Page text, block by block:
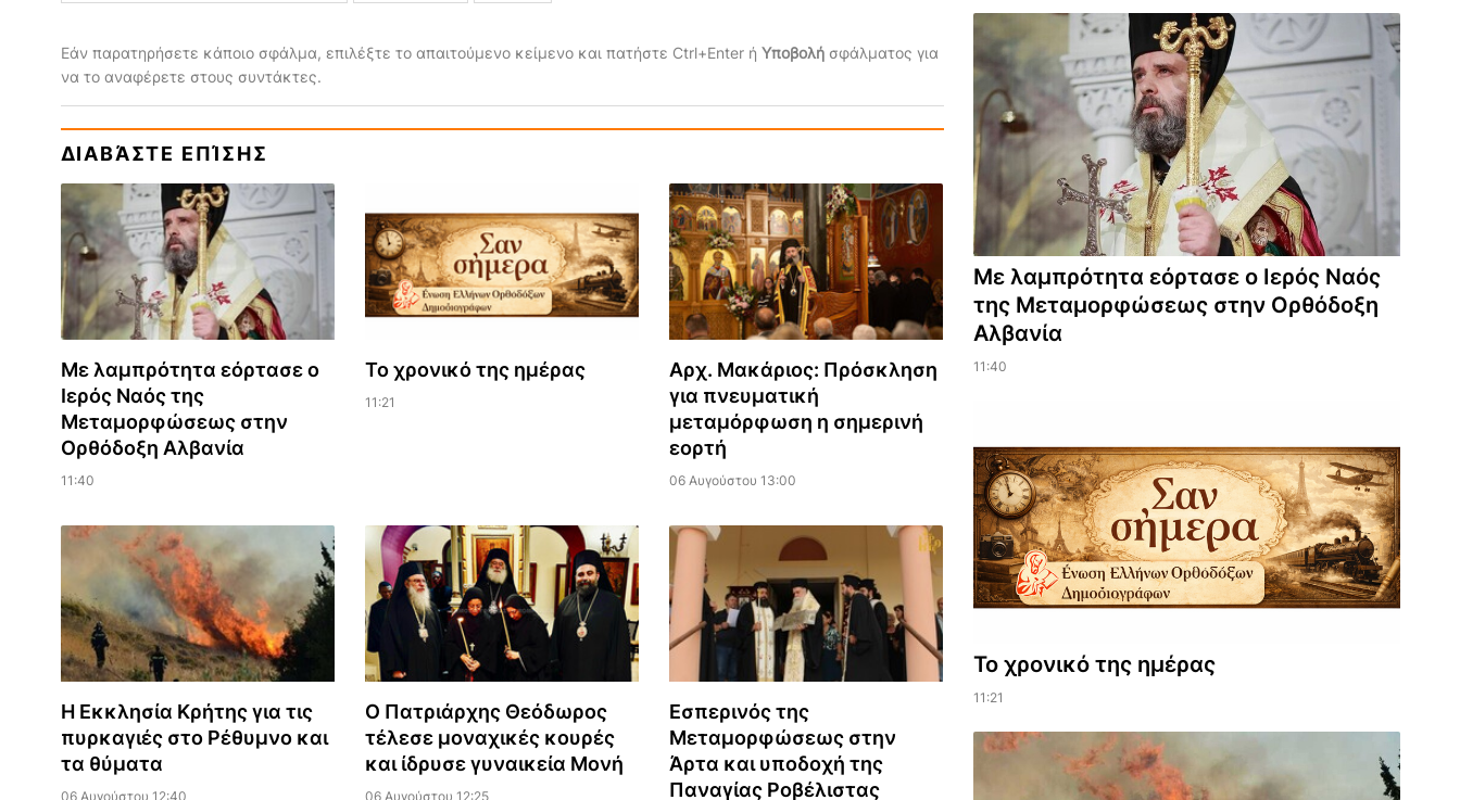
Εάν παρατηρήσετε κάποιο σφάλμα, επιλέξτε το απαιτούμενο κείμενο και πατήστε Ctrl+Enter ή Υποβολήσφάλματος για
να το αναφέρετε στους συντάκτες.
ΔΙΑΒΆΣΤΕ ΕΠΊΣΗΣ
Με λαμπρότητα εόρτασε ο
Ιερός Ναός της
Μεταμορφώσεως στην
Ορθόδοξη Αλβανία
11:40
Το χρονικό της ημέρας
11:21
Αρχ. Μακάριος: Πρόσκληση
για πνευματική
μεταμόρφωση η σημερινή
εορτή
06 Αυγούστου 13:00
Η Εκκλησία Κρήτης για τις
πυρκαγιές στο Ρέθυμνο και
τα θύματα
06 Αυγούστου 12:40
Ο Πατριάρχης Θεόδωρος
τέλεσε μοναχικές κουρές
και ίδρυσε γυναικεία Μονή
06 Αυγούστου 12:25
Εσπερινός της
Μεταμορφώσεως στην
Άρτα και υποδοχή της
Παναγίας Ροβέλιστας
Με λαμπρότητα εόρτασε ο Ιερός Ναός
της Μεταμορφώσεως στην Ορθόδοξη
Αλβανία
11:40
Το χρονικό της ημέρας
11:21